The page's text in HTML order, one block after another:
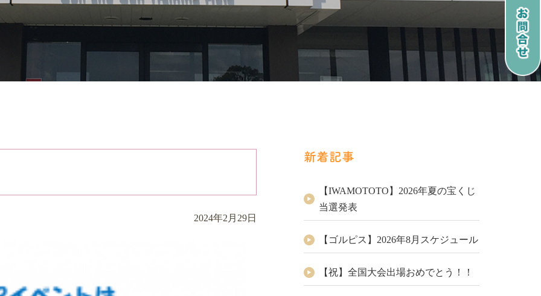
2024年2月29日
新着記事
【IWAMOTOTO】2026年夏の宝くじ
当選発表
【ゴルピス】2026年8月スケジュール
【祝】全国大会出場おめでとう！！